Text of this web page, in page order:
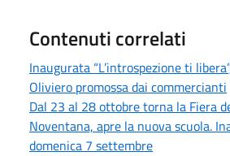
Contenuti correlati
Inaugurata “L’introspezione ti
Oliviero promossa dai commercianti
Dal 23 al 28 ottobre torna la Fiera
Noventana, apre la nuova scuola.
domenica 7 settembre